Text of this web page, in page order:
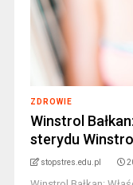
ZDROWIE
Winstrol
sterydu
stopstres.edu.pl